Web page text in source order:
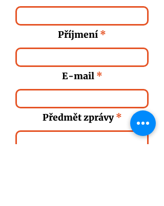
Příjmení
E-mail
Předmět zprávy